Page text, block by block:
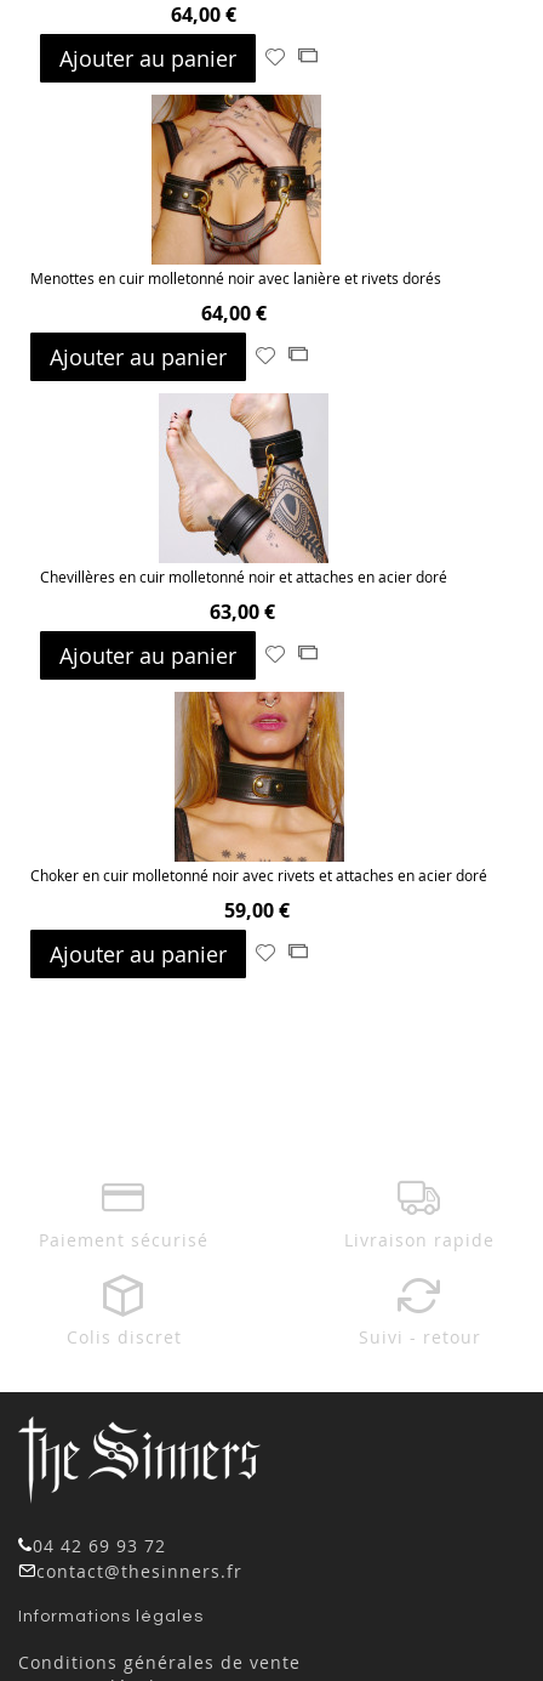
64,00 €
Ajouter au panier
Ajouter
ma
liste
d’envie
Ajouter
Menottes en cuir molletonné noir avec lanière et rivets dorés
64,00 €
Ajouter au panier
Ajouter
ma
liste
d’envie
Ajouter
Chevillères en cuir molletonné noir et attaches en acier doré
63,00 €
Ajouter au panier
Ajouter
ma
liste
d’envie
Ajouter
comparateur
Choker en cuir molletonné noir avec rivets et attaches en acier doré
59,00 €
Ajouter au panier
AjouterAjouter
Paiement sécurisé Livraison rapide
Colis discret Suivi - retour
04 42 69 93 72
contact@thesinners.fr
Informations légales
Conditions générales de vente